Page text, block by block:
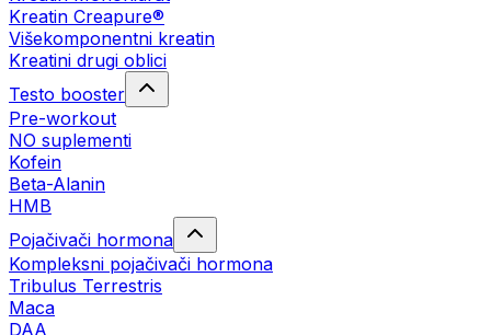
Kreatin Creapure®
Višekomponentni kreatin
Kreatini drugi oblici
Testo booster
Pre-workout
NO suplementi
Kofein
Beta-Alanin
HMB
Pojačivači hormona
Kompleksni pojačivači hormona
Tribulus Terrestris
Maca
DAA